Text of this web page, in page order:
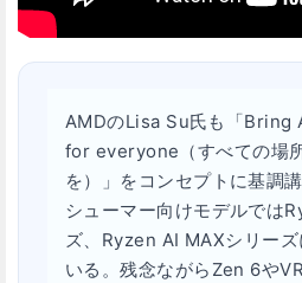
AMDのLisa Su氏も「
for everyone（すべての場
を）」をコンセプトに基調
シューマー向けモデルでは
ズ、Ryzen AI MAXシリー
いる。残念ながらZen 6や